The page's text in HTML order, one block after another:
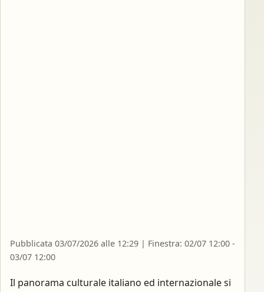
Pubblicata 03/07/2026 alle 12:29 | Finestra: 02/07 12:00 -
03/07 12:00
Il panorama culturale italiano ed internazionale si